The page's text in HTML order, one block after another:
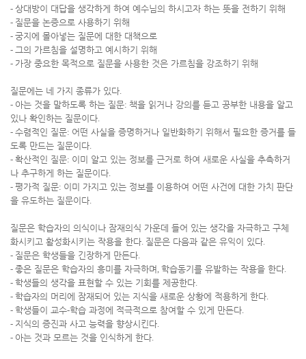
- 상대방이 대답을 생각하게 하여 예수님의 하시고자 하는 뜻을 전하기 위해
- 질문을 논증으로 사용하기 위해
- 궁지에 몰아넣는 질문에 대한 대책으로
- 그의 가르침을 설명하고 예시하기 위해
- 가장 중요한 목적으로 질문을 사용한 것은 가르침을 강조하기 위해
질문에는 네 가지 종류가 있다.
- 아는 것을 말하도록 하는 질문: 책을 읽거나 강의를 듣고 공부한 내용을 알고
있나 확인하는 질문이다.
- 수렴적인 질문: 어떤 사실을 증명하거나 일반화하기 위해서 필요한 증거를 들
도록 만드는 질문이다.
- 확산적인 질문: 이미 알고 있는 정보를 근거로 하여 새로운 사실을 추측하거
나 추구하게 하는 질문이다.
- 평가적 질문: 이미 가지고 있는 정보를 이용하여 어떤 사건에 대한 가치 판단
을 유도하는 질문이다.
질문은 학습자의 의식이나 잠재의식 가운데 들어 있는 생각을 자극하고 구체
화시키고 활성화시키는 작용을 한다. 질문은 다음과 같은 유익이 있다.
- 질문은 학생들을 긴장하게 만든다.
- 좋은 질문은 학습자의 흥미를 자극하며 , 학습동기를 유발하는 작용을 한다.
- 학생들의 생각을 표현할 수 있는 기회를 제공한다.
- 학습자의 머리에 잠재되어 있는 지식을 새로운 상황에 적용하게 한다.
- 학생들이 교수-학습 과정에 적극적으로 참여할 수 있게 만든다.
- 지식의 증진과 사고 능력을 향상시킨다.
- 아는 것과 모르는 것을 인식하게 한다.